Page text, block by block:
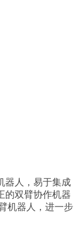
器人，易于集成
的双臂协作机器
机器人，进一步